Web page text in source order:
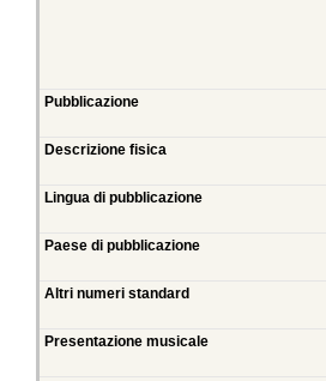
Pubblicazione
Descrizione fisica
Lingua di pubblicazione
Paese di pubblicazione
Altri numeri standard
Presentazione musicale